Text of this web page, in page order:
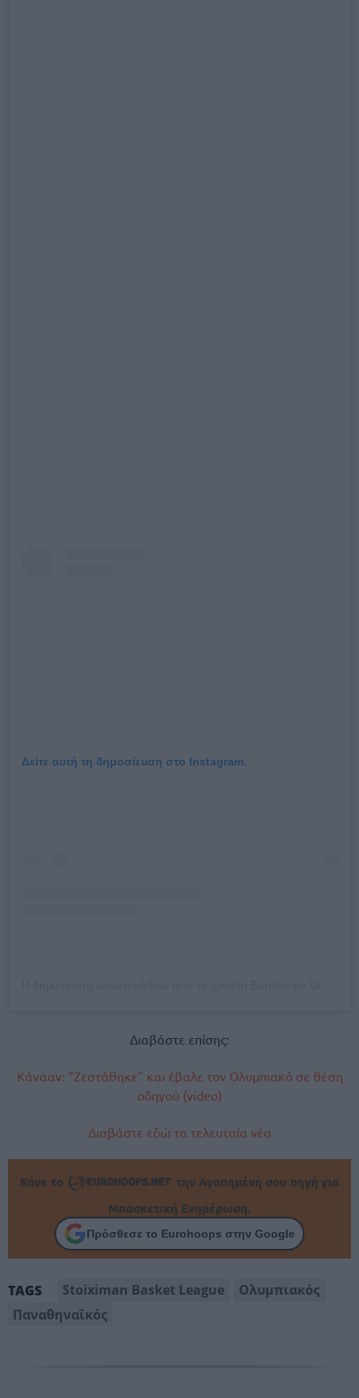
Δείτε αυτή τη δημοσίευση στο Instagram.
Διαβάστε επίσης:
Κάνααν: “Ζεστάθηκε” και έβαλε τον Ολυμπιακό σε θέση
οδηγού (video)
Διαβάστε εδώ τα τελευταία νέα
Κάνε το
την Αγαπημένη σου πηγή για
Μπασκετική Ενημέρωση.
Πρόσθεσε το Eurohoops στην Google
TAGS Stoiximan Basket League
Ολυμπιακός
Παναθηναΐκός